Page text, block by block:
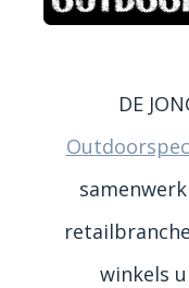
DE
winkels